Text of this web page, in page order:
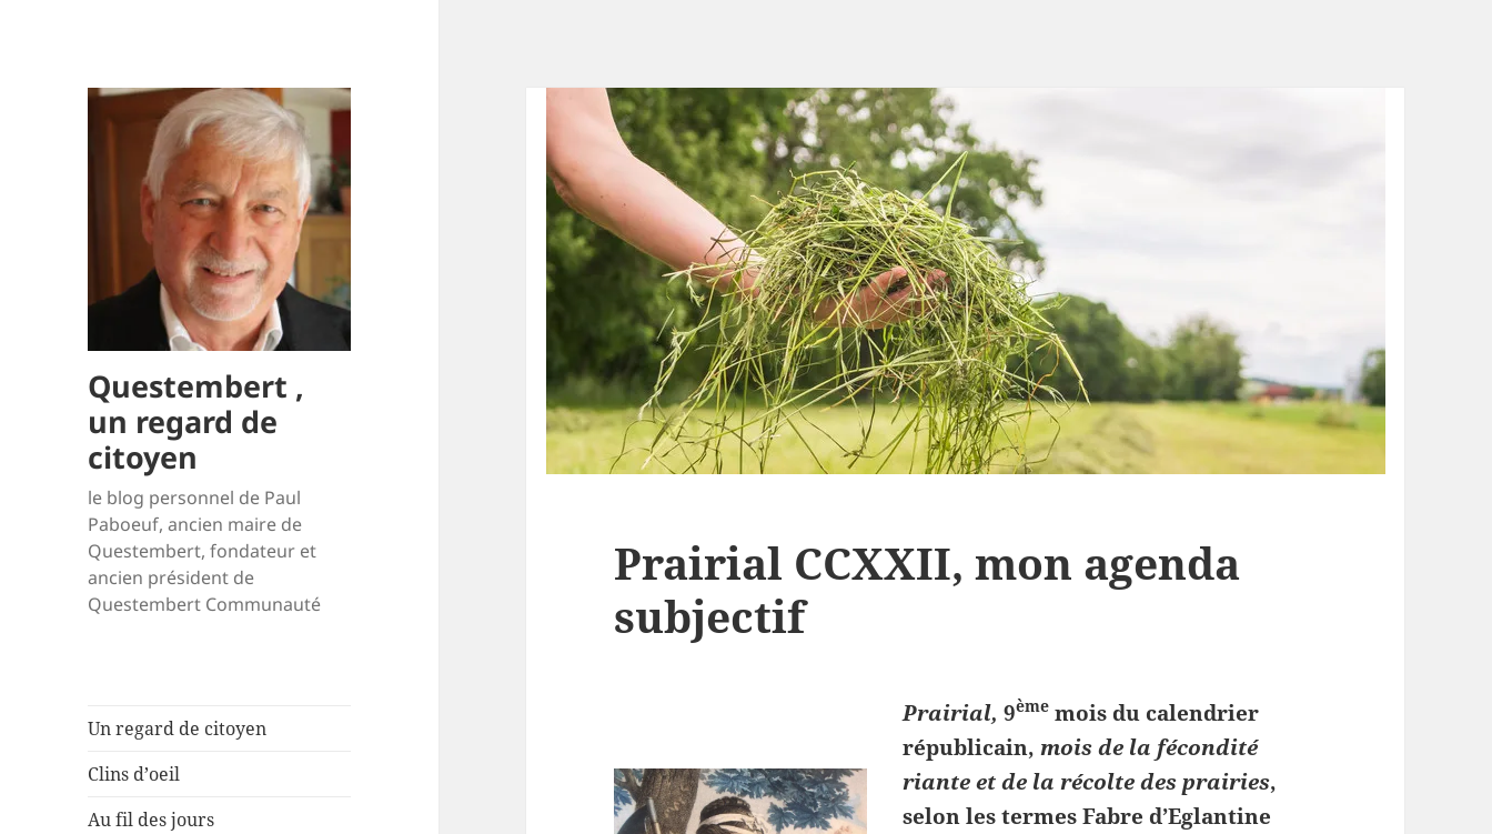
Questembert ,
un regard de
citoyen
le blog personnel de Paul
Paboeuf, ancien maire de
Questembert, fondateur et
ancien président de
Questembert Communauté
Un regard de citoyen
Clins d’oeil
Au fil des jours
Prairial CCXXII, mon agenda
subjectif
Prairial, 9ème mois du calendrier
républicain,mois de la fécondité
riante et de la récolte des prairies,
selon les termes Fabre d’Eglantine